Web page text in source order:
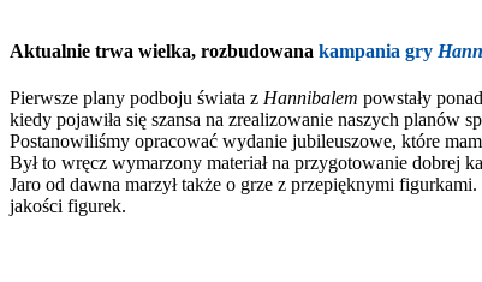
Aktualnie trwa wielka, rozbudowana kampania gry
Pierwsze plany podboju świata z Hannibalem powstały
kiedy pojawiła się szansa na zrealizowanie naszych planów
Postanowiliśmy opracować wydanie jubileuszowe, które
Był to wręcz wymarzony materiał na przygotowanie dobrej
Jaro od dawna marzył także o grze z przepięknymi figurkami.
jakości figurek.